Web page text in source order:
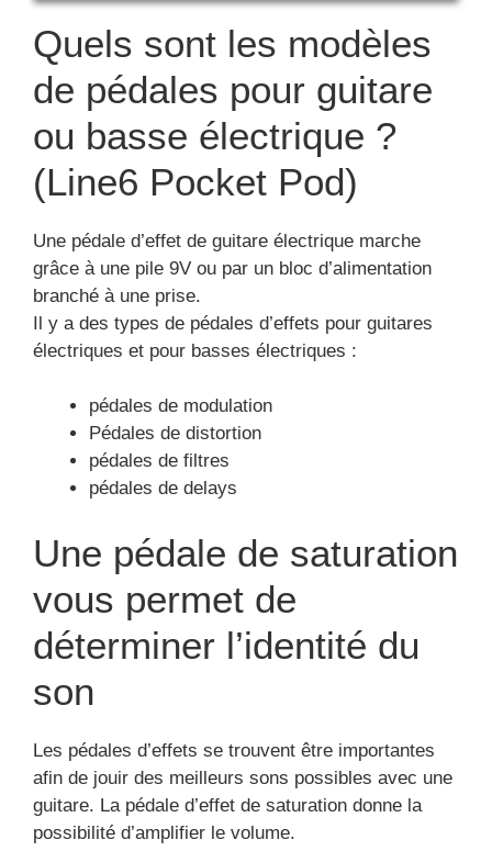
Quels sont les modèles
de pédales pour guitare
ou basse électrique ?
(Line6 Pocket Pod)
Une pédale d’effet de guitare électrique marche
grâce à une pile 9V ou par un bloc d’alimentation
branché à une prise.
Il y a des types de pédales d’effets pour guitares
électriques et pour basses électriques :
pédales de modulation
Pédales de distortion
pédales de filtres
pédales de delays
Une pédale de saturation
vous permet de
déterminer l’identité du
son
Les pédales d’effets se trouvent être importantes
afin de jouir des meilleurs sons possibles avec une
guitare. La pédale d’effet de saturation donne la
possibilité d’amplifier le volume.